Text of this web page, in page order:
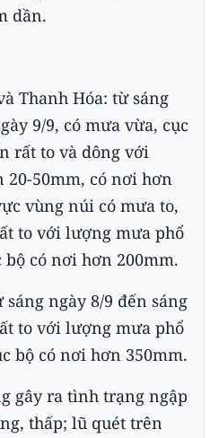
và Tây
Minh
dần.
Thanh Hóa: từ sáng
9/9, có mưa vừa, cục
rất to và dông với
50mm, có nơi hơn
vùng núi có mưa to,
to với lượng mưa phổ
có nơi hơn 200mm.
sáng ngày 8/9 đến sáng
to với lượng mưa phổ
bộ có nơi hơn 350mm.
gây ra tình trạng ngập
thấp; lũ quét trên